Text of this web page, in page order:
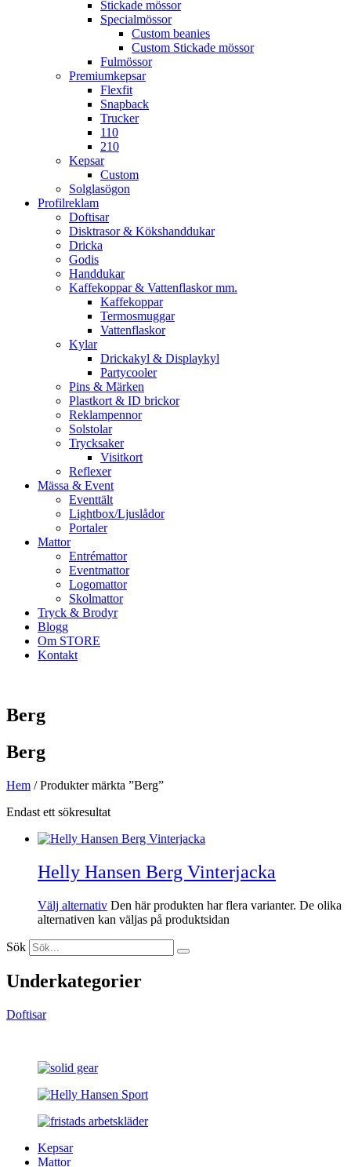
Stickade mössor
Specialmössor
Custom beanies
Custom Stickade mössor
Fulmössor
Premiumkepsar
Flexfit
Snapback
Trucker
110
210
Kepsar
Custom
Solglasögon
Profilreklam
Doftisar
Disktrasor & Kökshanddukar
Dricka
Godis
Handdukar
Kaffekoppar & Vattenflaskor mm.
Kaffekoppar
Termosmuggar
Vattenflaskor
Kylar
Drickakyl & Displaykyl
Partycooler
Pins & Märken
Plastkort & ID brickor
Reklampennor
Solstolar
Trycksaker
Visitkort
Reflexer
Mässa & Event
Eventtält
Lightbox/Ljuslådor
Portaler
Mattor
Entrémattor
Eventmattor
Logomattor
Skolmattor
Tryck & Brodyr
Blogg
Om STORE
Kontakt
Berg
Berg
Hem / Produkter märkta ”Berg”
Endast ett sökresultat
Helly Hansen Berg Vinterjacka
Välj alternativ Den här produkten har flera varianter. De olika
alternativen kan väljas på produktsidan
Sök
Underkategorier
Doftisar
Kepsar
Mattor